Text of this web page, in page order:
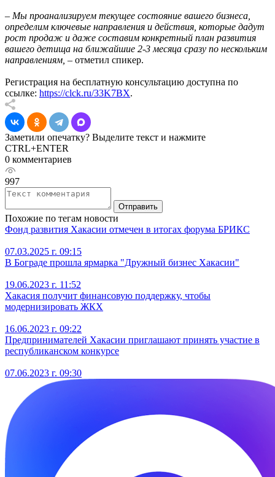
– Мы проанализируем текущее состояние вашего бизнеса,
определим ключевые направления и действия, которые дадут
рост продаж и даже составим конкретный план развития
вашего детища на ближайшие 2-3 месяца сразу по нескольким
направлениям, – отметил спикер.
Регистрация на бесплатную консультацию доступна по
ссылке: https://clck.ru/33K7BX.
Заметили опечатку? Выделите текст и нажмите
CTRL+ENTER
0 комментариев
997
Отправить
Похожие по тегам новости
Фонд развития Хакасии отмечен в итогах форума БРИКС
07.03.2025 г. 09:15
В Бограде прошла ярмарка "Дружный бизнес Хакасии"
19.06.2023 г. 11:52
Хакасия получит финансовую поддержку, чтобы
модернизировать ЖКХ
16.06.2023 г. 09:22
Предпринимателей Хакасии приглашают принять участие в
республиканском конкурсе
07.06.2023 г. 09:30